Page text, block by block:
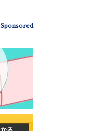
Sponsored